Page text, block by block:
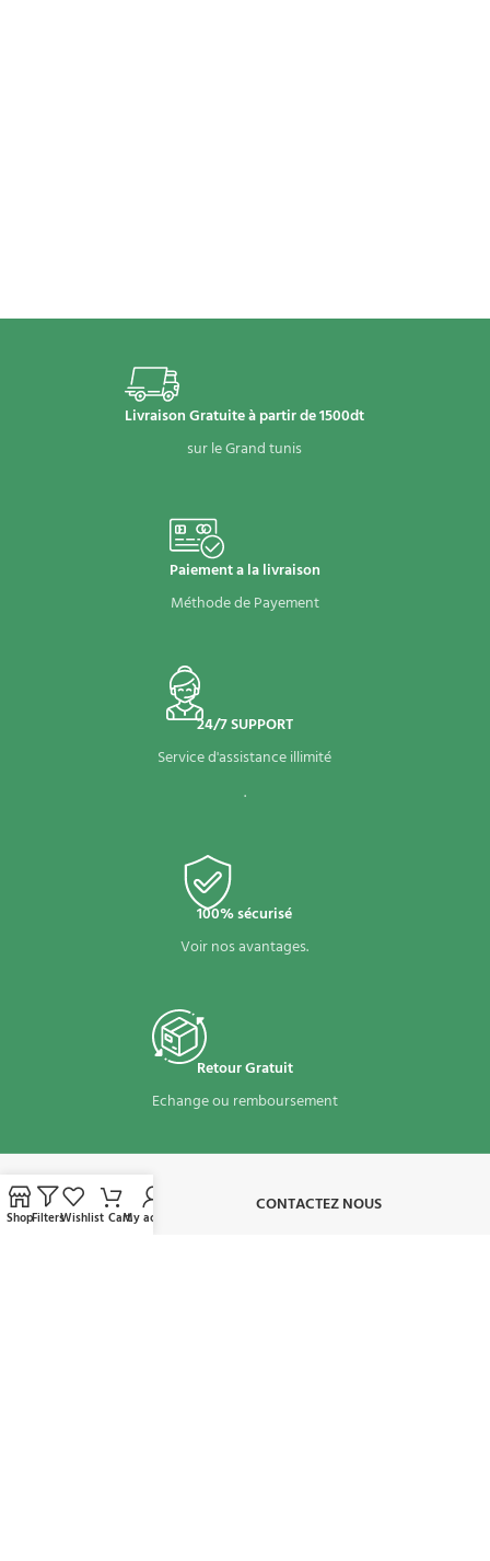
Livraison Gratuite à partir de 1500dt
sur le Grand tunis
Paiement a la livraison
Méthode de Payement
24/7 SUPPORT
Service d'assistance illimité
.
100% sécurisé
Voir nos avantages.
Retour Gratuit
Echange ou remboursement
À PROPOS​ CONTACTEZ NOUS
ShopFiltersWishlist CartMy account